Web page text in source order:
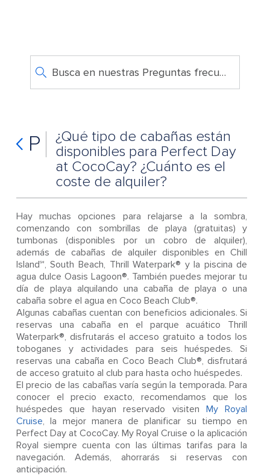
Busca en nuestras Preguntas frecuentes
P
¿Qué tipo de cabañas están
disponibles para Perfect Day
at CocoCay? ¿Cuánto es el
coste de alquiler?
Hay muchas opciones para relajarse a la sombra,
comenzando con sombrillas de playa (gratuitas) y
tumbonas (disponibles por un cobro de alquiler),
además de cabañas de alquiler disponibles en Chill
Island℠, South Beach, Thrill Waterpark® y la piscina de
agua dulce Oasis Lagoon®. También puedes mejorar tu
día de playa alquilando una cabaña de playa o una
cabaña sobre el agua en Coco Beach Club®.
Algunas cabañas cuentan con beneficios adicionales. Si
reservas una cabaña en el parque acuático Thrill
Waterpark®, disfrutarás el acceso gratuito a todos los
toboganes y actividades para seis huéspedes. Si
reservas una cabaña en Coco Beach Club®, disfrutará
de acceso gratuito al club para hasta ocho huéspedes.
El precio de las cabañas varía según la temporada. Para
conocer el precio exacto, recomendamos que los
huéspedes que hayan reservado visiten My Royal
Cruise, la mejor manera de planificar su tiempo en
Perfect Day at CocoCay. My Royal Cruise o la aplicación
Royal siempre cuenta con las últimas tarifas para la
navegación. Además, ahorrarás si reservas con
anticipación.